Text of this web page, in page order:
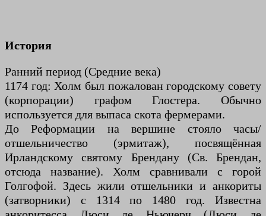
История
Ранний период (Средние века)
1174 год: Холм был пожалован городскому совету
(корпорации) графом Глостера. Обычно
используется для выпаса скота фермерами.
До Реформации на вершине стояло часы/
отшельничество (эрмитаж), посвящённая
Ирландскому святому Брендану (Св. Брендан,
отсюда название). Холм сравнивали с горой
Голгофой. Здесь жили отшельники и анкориты
(затворники) с 1314 по 1480 год. Известна